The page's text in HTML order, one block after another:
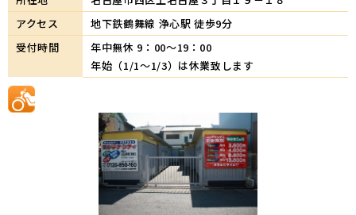
アクセス
地下鉄鶴舞線 浄心駅 徒歩9分
受付時間
年中無休 9：00～19：00
年始（1/1～1/3）は休業致します